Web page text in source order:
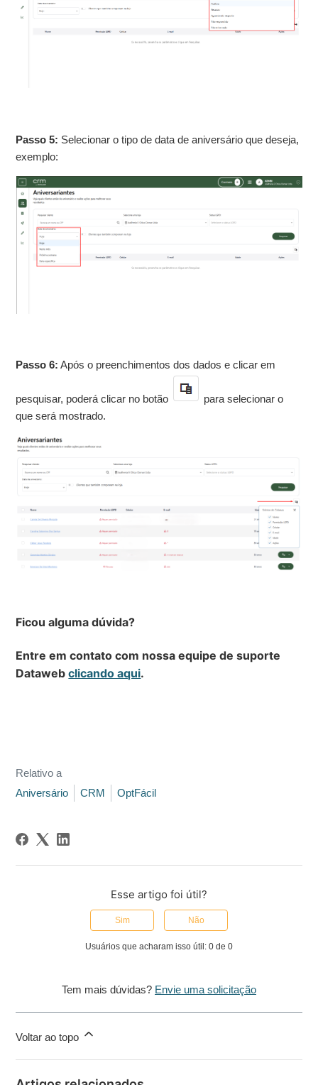
Passo 5: Selecionar o tipo de data de aniversário que deseja,
exemplo:
Passo 6: Após o preenchimentos dos dados e clicar em
pesquisar, poderá clicar no botão
para selecionar o
que será mostrado.
Ficou alguma dúvida?
Entre em contato com nossa equipe de suporte
Datawebclicando aqui.
Relativo a
Aniversário
CRM OptFácil
Esse artigo foi útil?
Sim Não
Usuários que acharam isso útil: 0 de 0
Tem mais dúvidas? Envie uma solicitação
Voltar ao topo